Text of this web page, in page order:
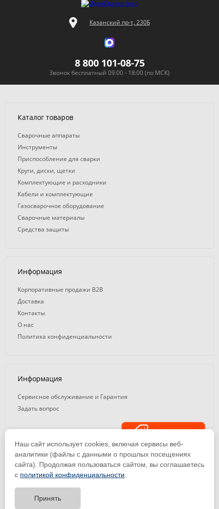
Казанский пр-т, 230Б
8 800 101-08-75
Звонок бесплатный 09:00 - 18:00 (по МСК)
Каталог товаров
Сварочные аппараты
Инструменты
Приспособление для сварки
Круги, диски, щетки
Комплектующие и расходники
Кабели и комплектующие
Газосварочное оборудование
Сварочные материалы
Средства защиты
Информация
Корпоративные продажи B2B
Доставка
Контакты
О нас
Политика конфиденциальности
Информация
Сервисное обслуживание и Гарантия
Задать вопрос
© 2008 — 2026. ООО «ТК Вэлд Плюс»
Email: ideasvarki@wp116.ru
Тел.: 8 800 101-08-75 (с 10:00 до 19:00)
ООО «Торговая Компания Вэлд Плюс» | ИНН 1650288518 | ОГРН
1141650012184
Наш сайт использует cookies, включая сервисы веб-
аналитики (файлы с данными о прошлых посещениях
сайта). Продолжая пользоваться сайтом, вы соглашаетесь
с политикой конфиденциальности
Принять